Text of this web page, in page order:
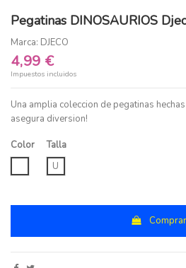
Pegatinas DINOSAURIOS
Marca: DJECO
4,99 €
Impuestos incluidos
Una amplia coleccion de pegatinas
asegura diversion!
Color
Talla
U
Comprar